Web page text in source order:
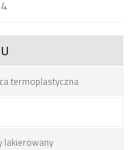
termoplastyczna
lakierowany